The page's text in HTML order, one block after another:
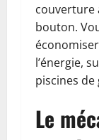
couverture
bouton.
l’énergie,
piscines
Le